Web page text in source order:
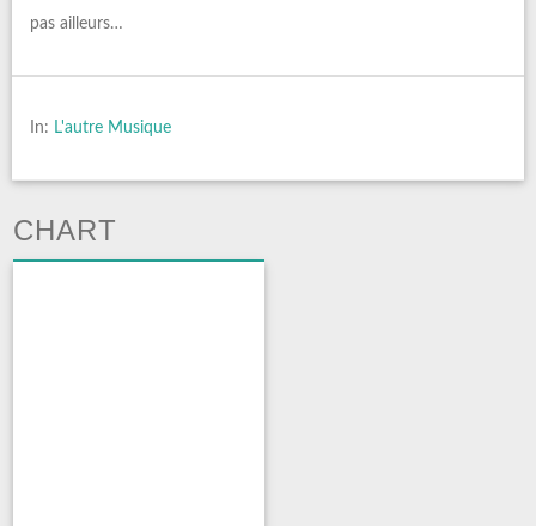
pas ailleurs…
In: L'autre Musique
CHART